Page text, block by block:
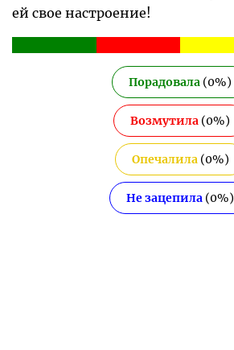
ей свое настроение!
Порадовала (0%)
Возмутила (0%)
Опечалила(0%)
Не зацепила (0%)